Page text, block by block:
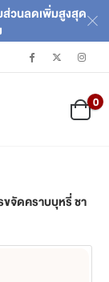
วนลดเพิ่มสูงสุด
0
จัดคราบบุหรี่ ชา